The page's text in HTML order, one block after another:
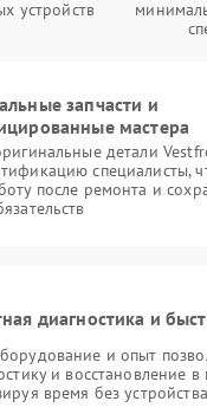
устройств
запчасти и
мастера
детали
специалисты,
после ремонта и
диагностика и
и опыт
и восстановление
время без устройства